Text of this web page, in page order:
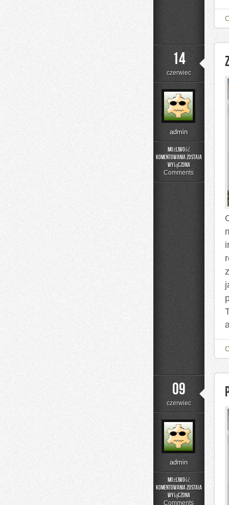
14
czerwiec
admin
Możliwość
komentowania
Zapachowe
Inspiracje
została
wyłączona
Comments
09
czerwiec
admin
Możliwość
komentowania
Podstawy
Matematyki
została
wyłączona
Comments